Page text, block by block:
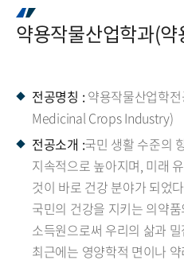
약용작물산업학과(
전공명칭 : 약용작물산업학
Medicinal Crops Industry)
전공소개 :국민 생활 수준의
지속적으로 높아지며, 미래
것이 바로 건강 분야가 되었
국민의 건강을 지키는 의약
소득원으로써 우리의 삶과
최근에는 영양학적 면이나